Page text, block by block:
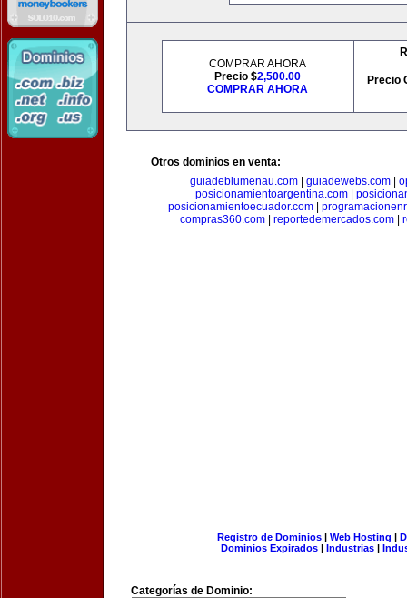
COMPRAR AHORA
Precio $2,500.00
COMPRAR AHORA
Precio
Otros dominios en venta:
guiadeblumenau.com| guiadewebs.com|
posicionamientoargentina.com|
posicionamientoecuador.com
compras360.com
reportedemercados.com
Registro de Dominios| Web Hosting |
Dominios Expirados | Industrias |
Categorías de Dominio: